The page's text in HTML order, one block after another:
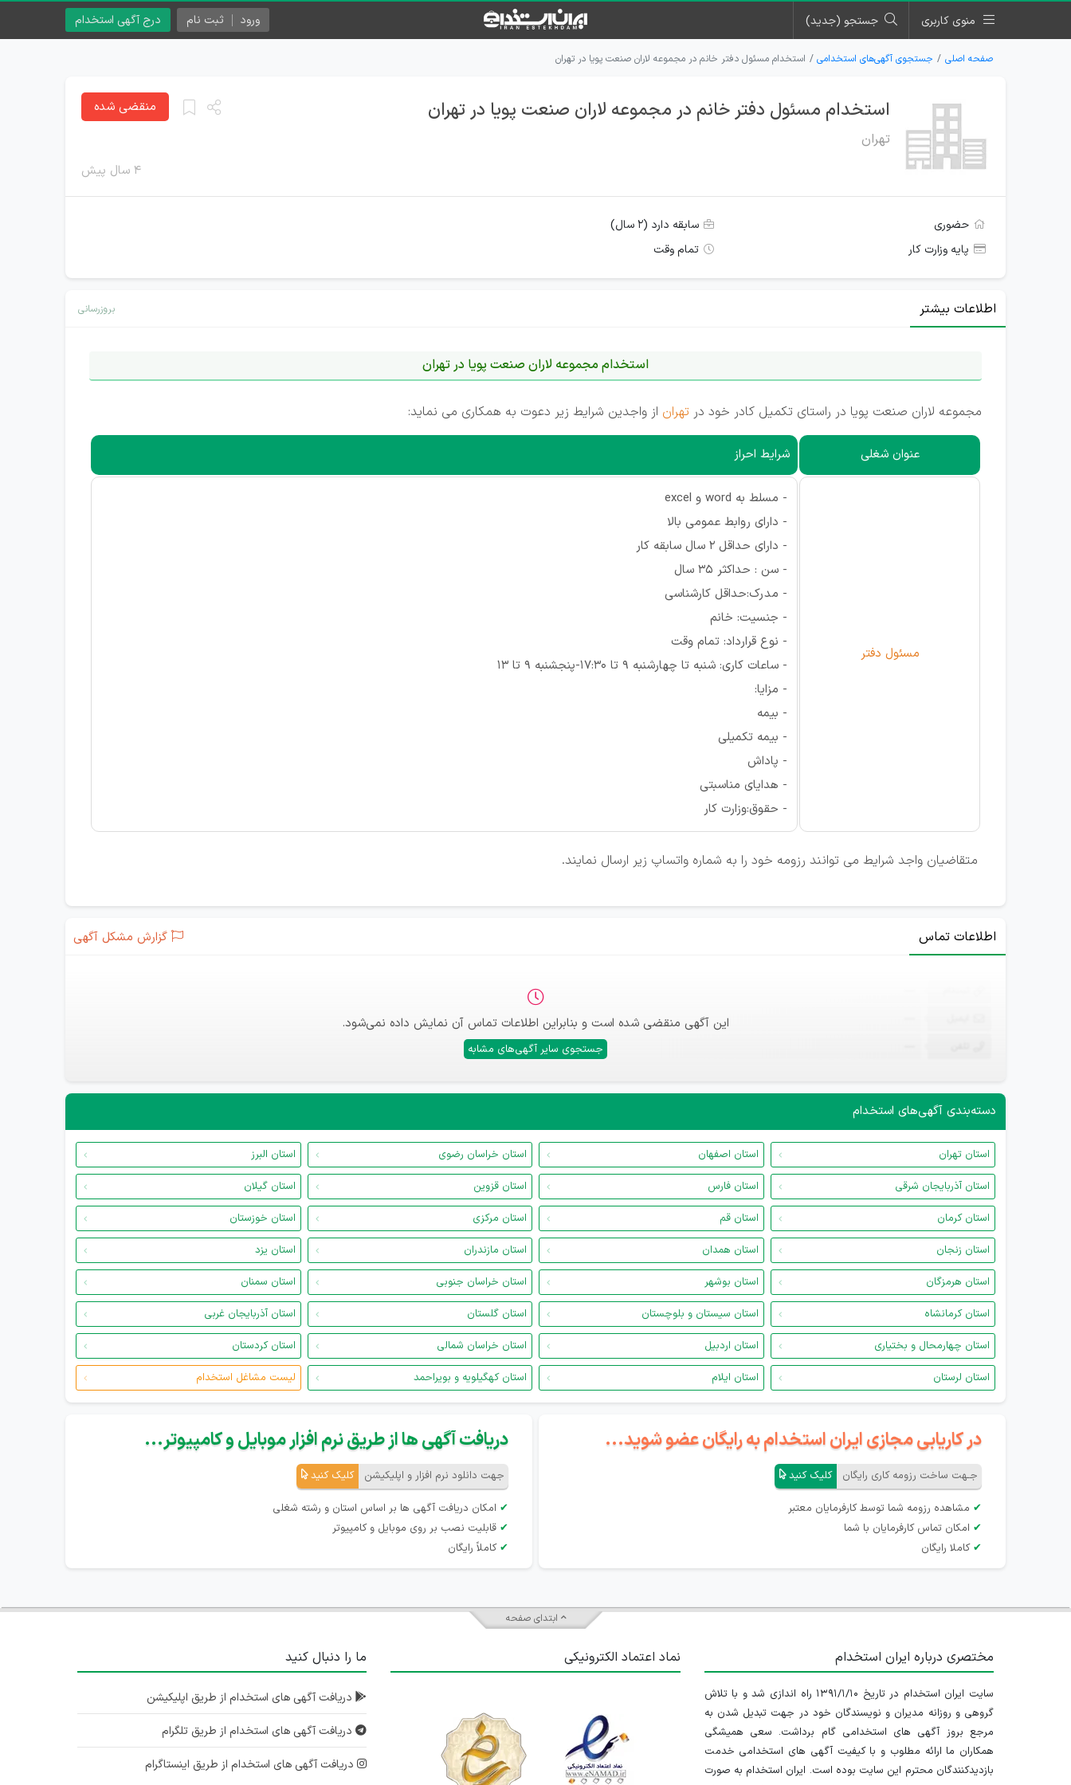
منوی کاربری جستجو (جدید) درج آگهی استخدام ورود ثبت نام
صفحه اصلی جستجوی آگهی‌های استخدامی استخدام مسئول دفتر خانم در مجموعه لاران صنعت پويا در تهران
استخدام مسئول دفتر خانم در مجموعه لاران صنعت پويا در تهران
تهران
۴ سال پیش
منقضی شده
حضوری
سابقه دارد (۲ سال)
پایه وزارت کار
تمام وقت
اطلاعات بیشتر بروزرسانی
استخدام مجموعه لاران صنعت پويا در تهران
مجموعه لاران صنعت پويا در راستای تکمیل کادر خود در تهران از واجدین شرایط زیر دعوت به همکاری می نماید:
عنوان شغلی شرایط احراز
مسئول دفتر
- مسلط به word و excel
- دارای روابط عمومی بالا
- دارای حداقل 2 سال سابقه کار
- سن : حداکثر 35 سال
- مدرک:حداقل کارشناسی
- جنسیت: خانم
- نوع قرارداد: تمام وقت
- ساعات کاری: شنبه تا چهارشنبه 9 تا 17:30-پنجشنبه 9 تا 13
- مزایا:
- بیمه
- بیمه تکمیلی
- پاداش
- هدایای مناسبتی
- حقوق:وزارت کار
متقاضیان واجد شرایط می توانند رزومه خود را به شماره واتساپ زیر ارسال نمایند.
اطلاعات تماس گزارش مشکل آگهی
این آگهی منقضی شده است و بنابراین اطلاعات تماس آن نمایش داده نمی‌شود.
جستجوی سایر آگهی‌های مشابه
دسته‌بندی آگهی‌های استخدام
استان تهران استان اصفهان استان خراسان رضوی
استان البرز
استان آذربایجان شرقی
استان فارس استان قزوین
استان گیلان
استان کرمان
استان قم استان مرکزی
استان خوزستان
استان زنجان
استان همدان استان مازندران
استان یزد
استان هرمزگان
استان بوشهر استان خراسان جنوبی
استان سمنان
استان کرمانشاه
استان سیستان و بلوچستان استان گلستان
استان آذربایجان غربی
استان چهارمحال و بختیاری
استان اردبیل استان خراسان شمالی
استان کردستان
استان لرستان
استان ایلام استان کهگیلویه و بویراحمد لیست مشاغل استخدام
در کاریابی مجازی ایران استخدام به رایگان عضو شوید...
جـهت ساخت رزومه کاری رایگان کلیک کنید
✔ مشاهده رزومه شما توسط کارفرمایان معتبر
✔ امکان تماس کارفرمایان با شما
✔ کاملا رایگان
دریافت آگهی ها از طریق نرم افزار موبایل و کامپیوتر...
جهت دانلود نرم افزار و اپلیکیشن کلیک کنید
✔ امکان دریافت آگهی ها بر اساس استان و رشته شغلی
✔ قابلیت نصب بر روی موبایل و کامپیوتر
✔ کاملاً رایگان
ابتدای صفحه
مختصری درباره ایران استخدام
سایت ایران استخدام در تاریخ ۱۳۹۱/۱/۱۰ راه اندازی شد و با تلاش
گروهی و روزانه مدیران و نویسندگان خود در جهت تبدیل شدن به
مرجع بروز آگهی های استخدامی گام برداشت. سعی همیشگی
همکاران ما ارائه مطلوب و با کیفیت آگهی های استخدامی خدمت
بازدیدکنندگان محترم این سایت بوده است. ایران استخدام به صورت
نماد اعتماد الکترونیکی ما را دنبال کنید
دریافت آگهی های استخدام از طریق اپلیکیشن
دریافت آگهی های استخدام از طریق تلگرام
دریافت آگهی های استخدام از طریق اینستاگرام